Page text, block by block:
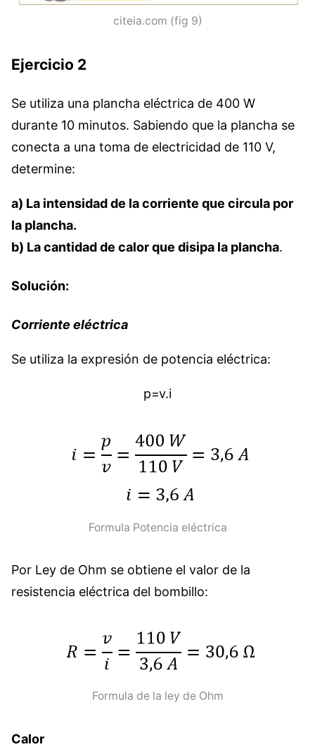
citeia.com (fig 9)
Ejercicio 2
Se utiliza una plancha eléctrica de 400 W
durante 10 minutos. Sabiendo que la plancha se
conecta a una toma de electricidad de 110 V,
determine:
a) La intensidad de la corriente que circula por
la plancha.
b) La cantidad de calor que disipa la plancha.
Solución:
Corriente eléctrica
Se utiliza la expresión de potencia eléctrica:
p=v.i
Formula Potencia eléctrica
Por Ley de Ohm se obtiene el valor de la
resistencia eléctrica del bombillo:
Formula de la ley de Ohm
Calor